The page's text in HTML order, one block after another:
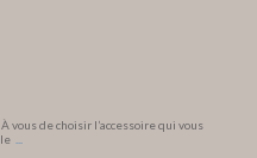
vous de choisir l’accessoire qui vous